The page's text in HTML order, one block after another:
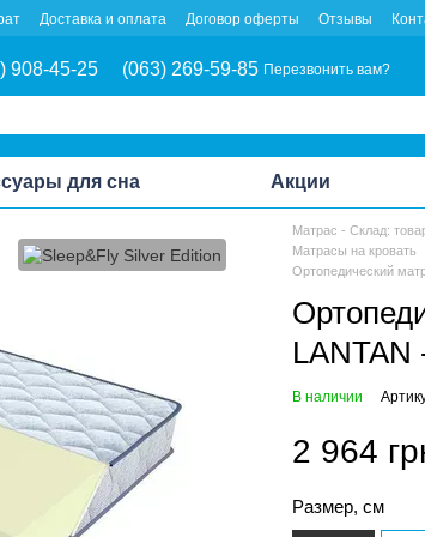
Доставка и оплата Договор оферты Отзывы
908-45-25 (063) 269-59-85 Перезвонить вам?
для сна Акции
Матрас - Склад:
Матрасы на кровать
Ортопедический
В наличии
2 964
Размер, см